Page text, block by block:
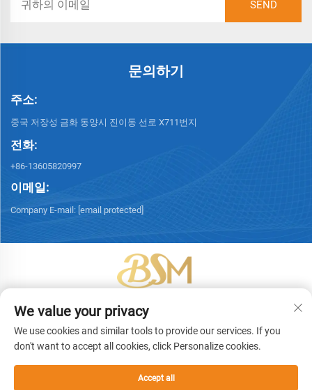
문의하기
주소:
중국 저장성 금화 동양시 진이동 선로 X711번지
전화:
+86-13605820997
이메일:
Company E-mail: [email protected]
Copyright © 2026 이우빙성포장기술유한회사. 모든 권리 보유. -
개인정보
보호정책
We value your privacy
We use cookies and similar tools to provide our services. If you
don't want to accept all cookies, click Personalize cookies.
Accept all